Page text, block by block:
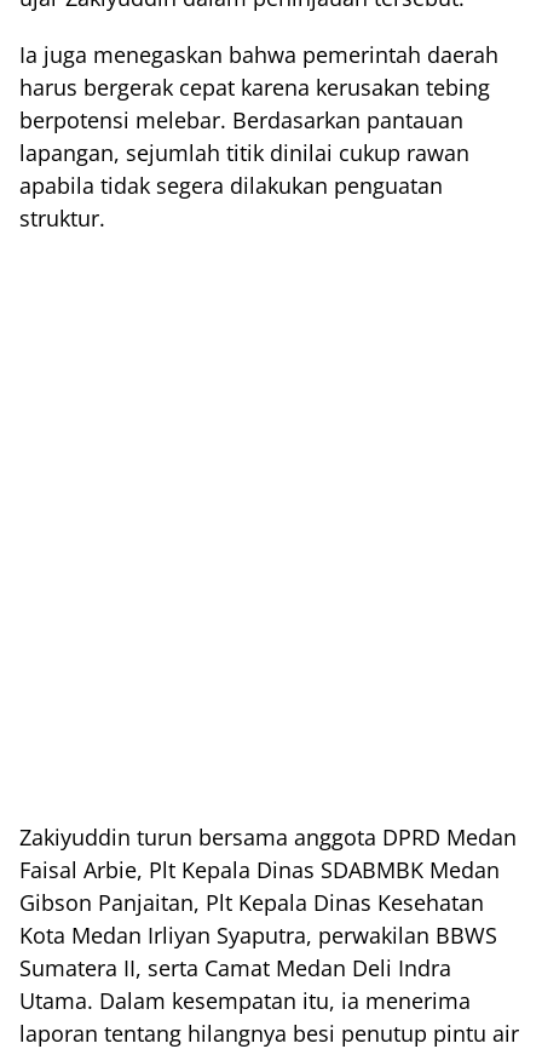
Ia juga menegaskan bahwa pemerintah daerah
harus bergerak cepat karena kerusakan tebing
berpotensi melebar. Berdasarkan pantauan
lapangan, sejumlah titik dinilai cukup rawan
apabila tidak segera dilakukan penguatan
struktur.
Zakiyuddin turun bersama anggota DPRD Medan
Faisal Arbie, Plt Kepala Dinas SDABMBK Medan
Gibson Panjaitan, Plt Kepala Dinas Kesehatan
Kota Medan Irliyan Syaputra, perwakilan BBWS
Sumatera II, serta Camat Medan Deli Indra
Utama. Dalam kesempatan itu, ia menerima
laporan tentang hilangnya besi penutup pintu air